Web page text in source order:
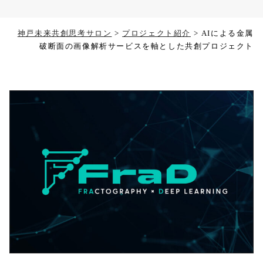
神戸未来共創思考サロン > プロジェクト紹介 > AIによる金属
破断面の画像解析サービスを軸とした共創プロジェクト